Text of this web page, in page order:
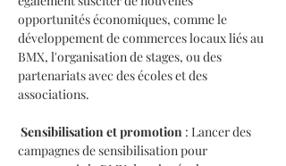
opportunités économiques, comme le
développement de commerces locaux liés au
BMX, l'organisation de stages, ou des
partenariats avec des écoles et des
associations.
Sensibilisation et promotion : Lancer des
campagnes de sensibilisation pour